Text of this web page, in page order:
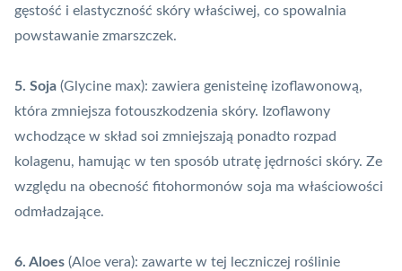
gęstość i elastyczność skóry właściwej, co spowalnia
powstawanie zmarszczek.
5. Soja (Glycine max): zawiera genisteinę izoflawonową,
która zmniejsza fotouszkodzenia skóry. Izoflawony
wchodzące w skład soi zmniejszają ponadto rozpad
kolagenu, hamując w ten sposób utratę jędrności skóry. Ze
względu na obecność fitohormonów soja ma właściowości
odmładzające.
6. Aloes (Aloe vera): zawarte w tej leczniczej roślinie